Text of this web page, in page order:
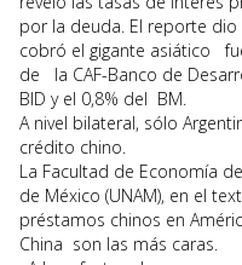
por la deuda. El reporte
cobró el gigante asiático
de la CAF-Banco de
BID y el 0,8% del BM.
A nivel bilateral, sólo
crédito chino.
La Facultad de Economía
de México (UNAM), en el
préstamos chinos en
China son las más caras.